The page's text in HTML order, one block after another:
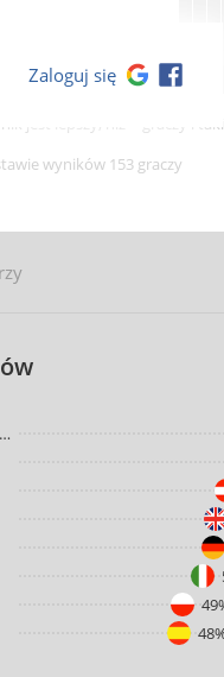
--
jest lepszy, niż -- graczy i
wyników 153 graczy
Zaloguj się
Stany Zjednoczone